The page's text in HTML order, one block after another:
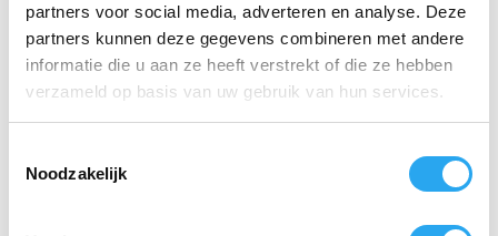
partners voor social media, adverteren en analyse. Deze
partners kunnen deze gegevens combineren met andere
informatie die u aan ze heeft verstrekt of die ze hebben
verzameld op basis van uw gebruik van hun services.
Noodzakelijk
Jaarvoorraad:
4 vullingen per doos voor 360
dagen constante geurcontrole.
Gerelateerde producten